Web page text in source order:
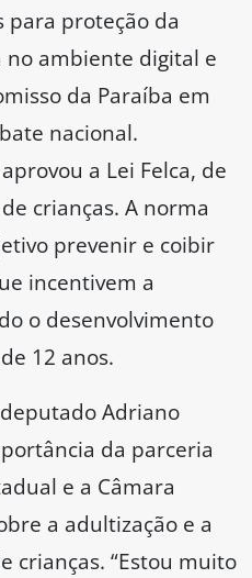
para proteção da
no ambiente digital e
da Paraíba em
nacional.
a Lei Felca, de
crianças. A norma
prevenir e coibir
incentivem a
o desenvolvimento
12 anos.
Adriano
da parceria
e a Câmara
a adultização e a
crianças. “Estou muito